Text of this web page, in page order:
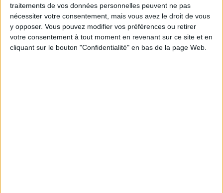
traitements de vos données personnelles peuvent ne pas
nécessiter votre consentement, mais vous avez le droit de vous
y opposer. Vous pouvez modifier vos préférences ou retirer
votre consentement à tout moment en revenant sur ce site et en
cliquant sur le bouton "Confidentialité" en bas de la page Web.
15 IDEAS FOR ENJOYING AUGUST IN PARIS